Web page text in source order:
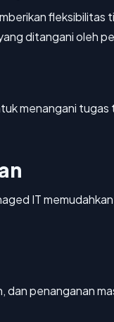
ditangani oleh
menangani
IT
penanganan